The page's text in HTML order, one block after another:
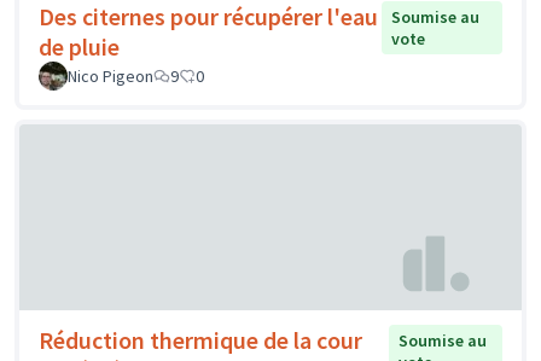
Des citernes pour récupérer l'eau
de pluie
Soumise au
vote
Nico Pigeon
9 0
Réduction thermique de la cour
Soumise au